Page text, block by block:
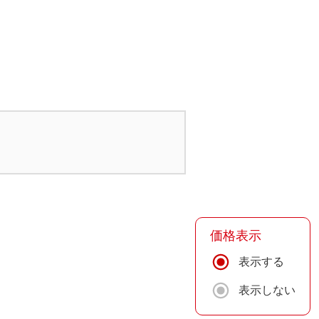
価格表示
表示する
表示しない